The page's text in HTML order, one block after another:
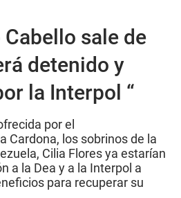
Cabello sale de
detenido y
la Interpol “
por el
Cardona, los sobrinos de la
Cilia Flores ya estarían
a la Dea y a la Interpol a
para recuperar su